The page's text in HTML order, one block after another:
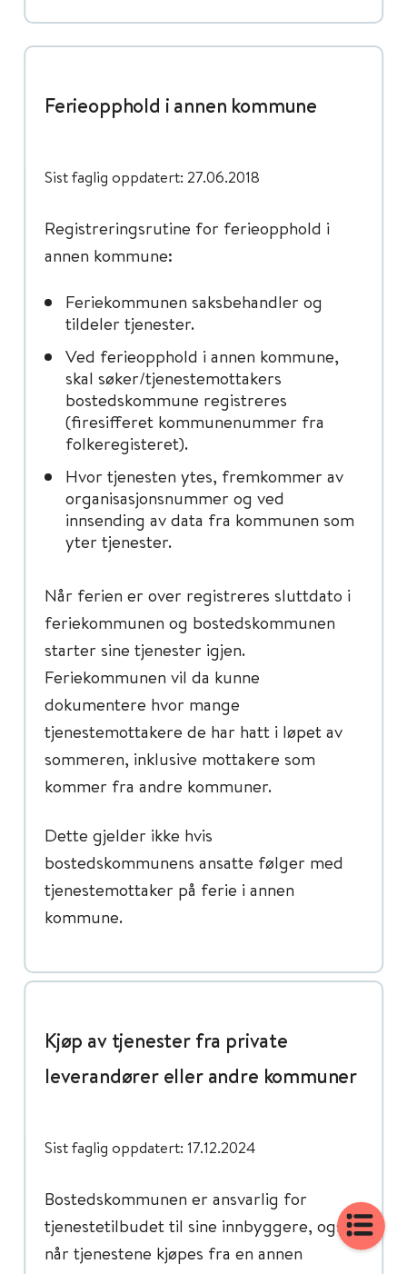
Ferieopphold i annen kommune
Sist faglig oppdatert: 27.06.2018
Registreringsrutine for ferieopphold i
annen kommune:
Feriekommunen saksbehandler og
tildeler tjenester.
Ved ferieopphold i annen kommune,
skal søker/tjenestemottakers
bostedskommune registreres
(firesifferet kommunenummer fra
folkeregisteret).
Hvor tjenesten ytes, fremkommer av
organisasjonsnummer og ved
innsending av data fra kommunen som
yter tjenester.
Når ferien er over registreres sluttdato i
feriekommunen og bostedskommunen
starter sine tjenester igjen.
Feriekommunen vil da kunne
dokumentere hvor mange
tjenestemottakere de har hatt i løpet av
sommeren, inklusive mottakere som
kommer fra andre kommuner.
Dette gjelder ikke hvis
bostedskommunens ansatte følger med
tjenestemottaker på ferie i annen
kommune.
Kjøp av tjenester fra private
leverandører eller andre kommuner
Sist faglig oppdatert: 17.12.2024
Bostedskommunen er ansvarlig for
tjenestetilbudet til sine innbyggere, også
når tjenestene kjøpes fra en annen